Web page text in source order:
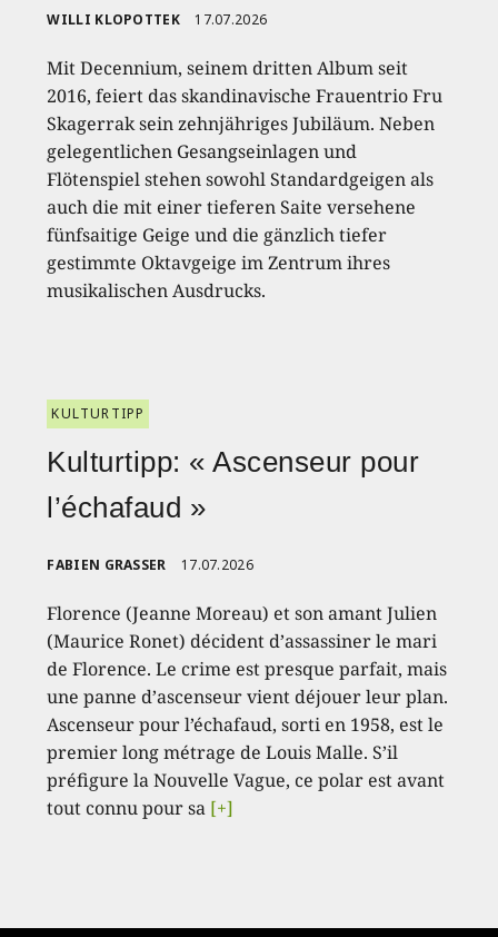
WILLI KLOPOTTEK 17.07.2026
Mit Decennium, seinem dritten Album seit
2016, feiert das skandinavische Frauentrio Fru
Skagerrak sein zehnjähriges Jubiläum. Neben
gelegentlichen Gesangseinlagen und
Flötenspiel stehen sowohl Standardgeigen als
auch die mit einer tieferen Saite versehene
fünfsaitige Geige und die gänzlich tiefer
gestimmte Oktavgeige im Zentrum ihres
musikalischen Ausdrucks.
KULTURTIPP
Kulturtipp: « Ascenseur pour
l’échafaud »
FABIEN GRASSER 17.07.2026
Florence (Jeanne Moreau) et son amant Julien
(Maurice Ronet) décident d’assassiner le mari
de Florence. Le crime est presque parfait, mais
une panne d’ascenseur vient déjouer leur plan.
Ascenseur pour l’échafaud, sorti en 1958, est le
premier long métrage de Louis Malle. S’il
préfigure la Nouvelle Vague, ce polar est avant
tout connu pour sa [+]